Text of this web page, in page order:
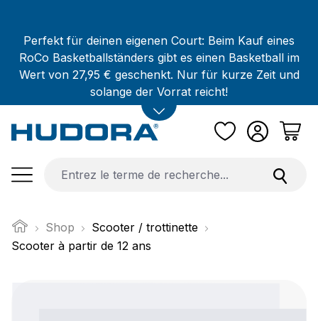
Perfekt für deinen eigenen Court: Beim Kauf eines
RoCo Basketballständers gibt es einen Basketball im
Wert von 27,95 € geschenkt. Nur für kurze Zeit und
solange der Vorrat reicht!
Shop
Scooter / trottinette
Scooter à partir de 12 ans